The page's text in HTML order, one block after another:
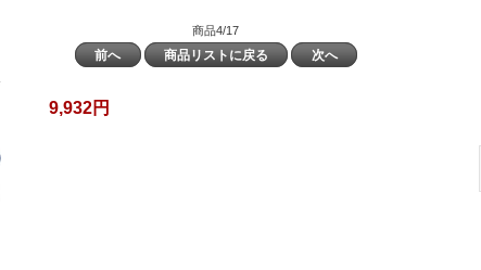
商品4/17
前へ 商品リストに戻る 次へ
9,932円